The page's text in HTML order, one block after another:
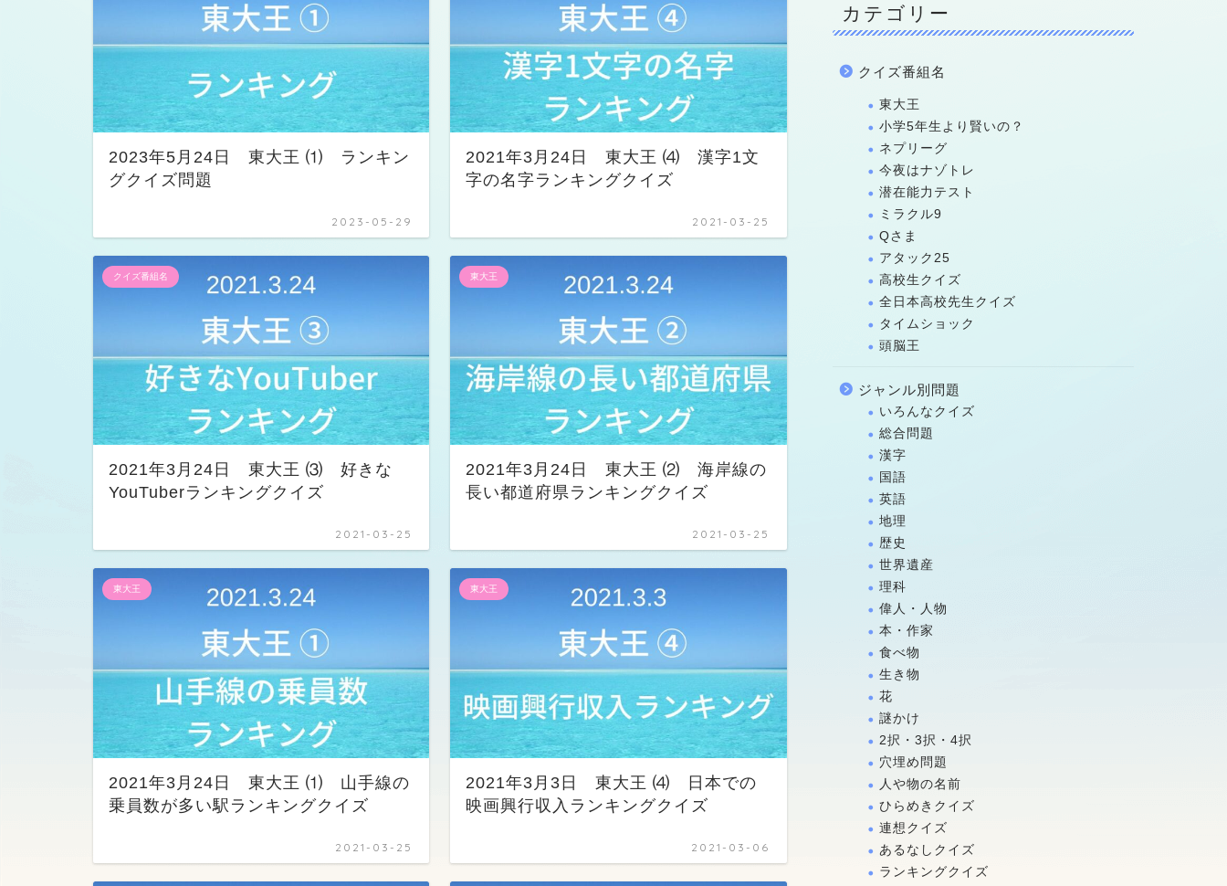
2023年5月24日 東大王 ⑴ ランキン
グクイズ問題
2023-05-29
2021年3月24日 東大王 ⑷ 漢字1文
字の名字ランキングクイズ
2021-03-25
クイズ番組名
2021年3月24日 東大王 ⑶ 好きな
YouTuberランキングクイズ
2021-03-25
東大王
2021年3月24日 東大王 ⑵ 海岸線の
長い都道府県ランキングクイズ
2021-03-25
東大王
2021年3月24日 東大王 ⑴ 山手線の
乗員数が多い駅ランキングクイズ
2021-03-25
東大王
2021年3月3日 東大王 ⑷ 日本での
映画興行収入ランキングクイズ
2021-03-06
カテゴリー
クイズ番組名
東大王
小学5年生より賢いの？
ネプリーグ
今夜はナゾトレ
潜在能力テスト
ミラクル9
Qさま
アタック25
高校生クイズ
全日本高校先生クイズ
タイムショック
頭脳王
ジャンル別問題
いろんなクイズ
総合問題
漢字
国語
英語
地理
歴史
世界遺産
理科
偉人・人物
本・作家
食べ物
生き物
花
謎かけ
2択・3択・4択
穴埋め問題
人や物の名前
ひらめきクイズ
連想クイズ
あるなしクイズ
ランキングクイズ